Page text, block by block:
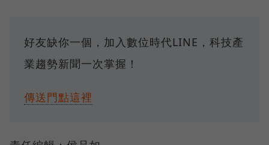
好友缺你一個，加入數位時代LINE，科技產
業趨勢新聞一次掌握！
傳送門點這裡